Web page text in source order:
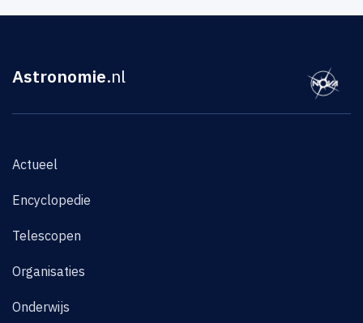
Astronomie.nl
Actueel
Encyclopedie
Telescopen
Organisaties
Onderwijs